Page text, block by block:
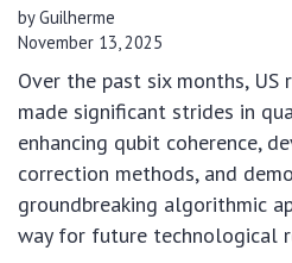
by Guilherme
November 13, 2025
Over the past six months, US
made significant strides in
enhancing qubit coherence,
correction methods, and
groundbreaking algorithmic
way for future technological